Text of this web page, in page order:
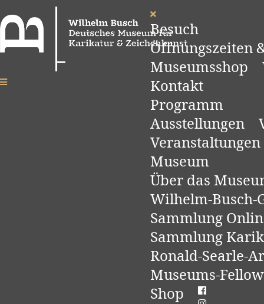
Besuch
Öffnungszeiten
Museumsshop
Kontakt
Programm
Ausstellungen
Veranstaltungen
Museum
Über das
Wilhelm-Busch-
Sammlung
Sammlung
Ronald-Searle-
Museums-
Shop